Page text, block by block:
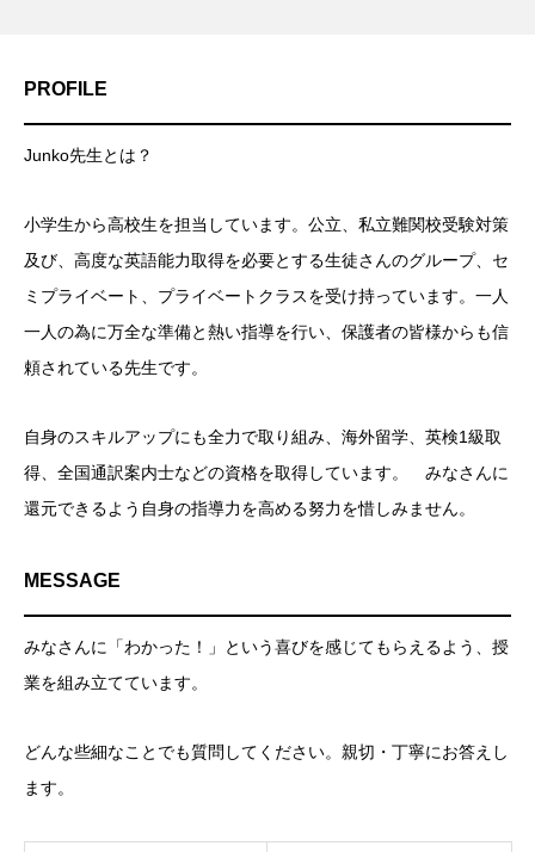
PROFILE
Junko先生とは？
小学生から高校生を担当しています。公立、私立難関校受験対策
及び、高度な英語能力取得を必要とする生徒さんのグループ、セ
ミプライベート、プライベートクラスを受け持っています。一人
一人の為に万全な準備と熱い指導を行い、保護者の皆様からも信
頼されている先生です。
自身のスキルアップにも全力で取り組み、海外留学、英検1級取
得、全国通訳案内士などの資格を取得しています。 みなさんに
還元できるよう自身の指導力を高める努力を惜しみません。
MESSAGE
みなさんに「わかった！」という喜びを感じてもらえるよう、授
業を組み立てています。
どんな些細なことでも質問してください。親切・丁寧にお答えし
ます。